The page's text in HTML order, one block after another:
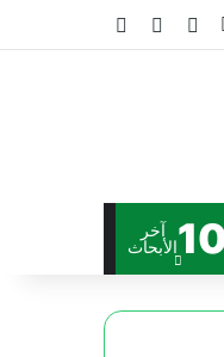
آخر
الأبحاث